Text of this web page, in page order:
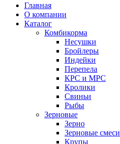
Главная
О компании
Каталог
Комбикорма
Несушки
Бройлеры
Индейки
Перепела
КРС и МРС
Кролики
Свиньи
Рыбы
Зерновые
Зерно
Зерновые смеси
Крупы